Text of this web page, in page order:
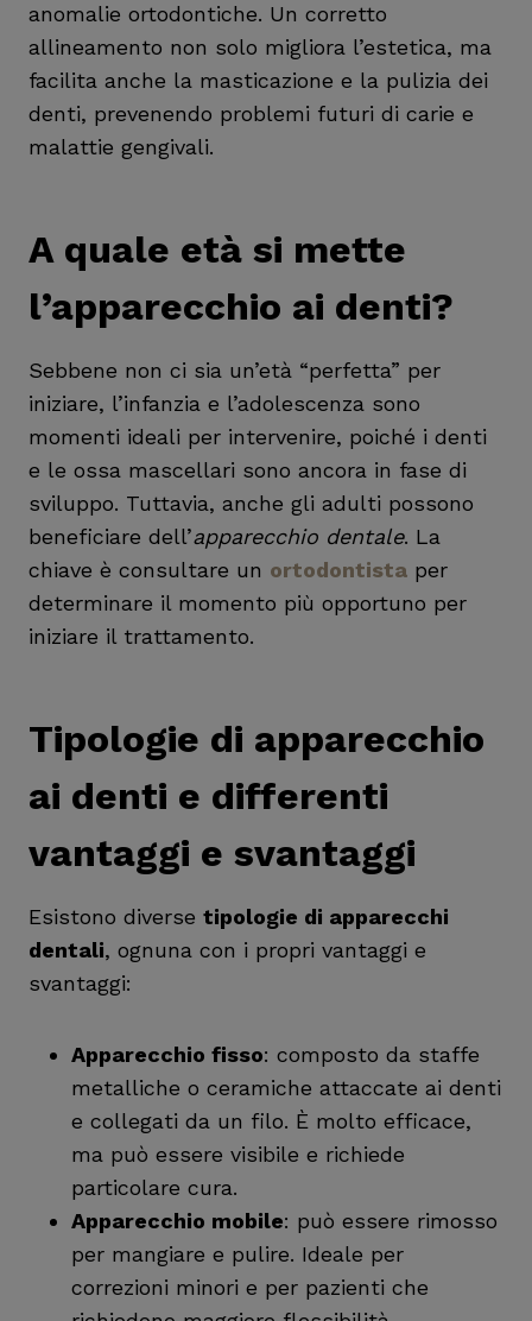
anomalie ortodontiche. Un corretto
allineamento non solo migliora l’estetica, ma
facilita anche la masticazione e la pulizia dei
denti, prevenendo problemi futuri di carie e
malattie gengivali.
A quale età si mette
l’apparecchio ai denti?
Sebbene non ci sia un’età “perfetta” per
iniziare, l’infanzia e l’adolescenza sono
momenti ideali per intervenire, poiché i denti
e le ossa mascellari sono ancora in fase di
sviluppo. Tuttavia, anche gli adulti possono
beneficiare dell’apparecchio dentale. La
chiave è consultare un ortodontista per
determinare il momento più opportuno per
iniziare il trattamento.
Tipologie di apparecchio
ai denti e differenti
vantaggi e svantaggi
Esistono diverse tipologie di apparecchi
dentali, ognuna con i propri vantaggi e
svantaggi:
Apparecchio fisso: composto da staffe
metalliche o ceramiche attaccate ai denti
e collegati da un filo. È molto efficace,
ma può essere visibile e richiede
particolare cura.
Apparecchio mobile: può essere rimosso
per mangiare e pulire. Ideale per
correzioni minori e per pazienti che